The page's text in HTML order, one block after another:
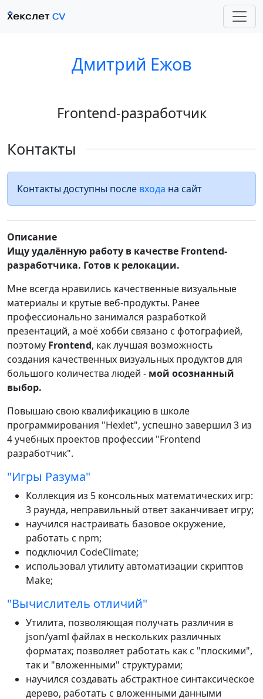
Дмитрий Ежов
Frontend-разработчик
Контакты
Контакты доступны после входа на сайт
Описание
Ищу удалённую работу в качестве Frontend-
разработчика. Готов к релокации.
Мне всегда нравились качественные визуальные
материалы и крутые веб-продукты. Ранее
профессионально занимался разработкой
презентаций, а моё хобби связано с фотографией,
поэтому Frontend, как лучшая возможность
создания качественных визуальных продуктов для
большого количества людей - мой осознанный
выбор.
Повышаю свою квалификацию в школе
программирования "Hexlet", успешно завершил 3 из
4 учебных проектов профессии "Frontend
разработчик".
"Игры Разума"
Коллекция из 5 консольных математических игр:
3 раунда, неправильный ответ заканчивает игру;
научился настраивать базовое окружение,
работать с npm;
подключил CodeClimate;
использовал утилиту автоматизации скриптов
Make;
"Вычислитель отличий"
Утилита, позволяющая получать различия в
json/yaml файлах в нескольких различных
форматах; позволяет работать как с "плоскими",
так и "вложенными" структурами;
научился создавать абстрактное синтаксическое
дерево, работать с вложенными данными